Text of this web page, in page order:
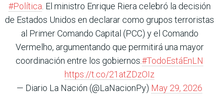
#Política . El ministro Enrique Riera celebró la decisión
de Estados Unidos en declarar como grupos terroristas
al Primer Comando Capital (PCC) y el Comando
Vermelho, argumentando que permitirá una mayor
coordinación entre los gobiernos.#TodoEstáEnLN
https://t.co/21atZDzOIz
— Diario La Nación (@LaNacionPy) May 29, 2026